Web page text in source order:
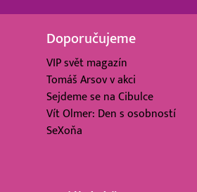
Doporučujeme
VIP svět magazín
Tomáš Arsov v akci
Sejdeme se na Cibulce
Vít Olmer: Den s osobností
SeXoňa